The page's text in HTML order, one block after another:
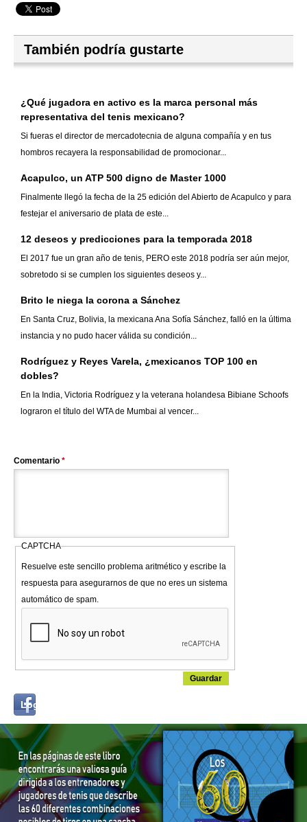
También podría gustarte
¿Qué jugadora en activo es la marca personal más
representativa del tenis mexicano?
Si fueras el director de mercadotecnia de alguna compañía y en tus
hombros recayera la responsabilidad de promocionar...
Acapulco, un ATP 500 digno de Master 1000
Finalmente llegó la fecha de la 25 edición del Abierto de Acapulco y para
festejar el aniversario de plata de este...
12 deseos y predicciones para la temporada 2018
El 2017 fue un gran año de tenis, PERO este 2018 podría ser aún mejor,
sobretodo si se cumplen los siguientes deseos y...
Brito le niega la corona a Sánchez
En Santa Cruz, Bolivia, la mexicana Ana Sofía Sánchez, falló en la última
instancia y no pudo hacer válida su condición...
Rodríguez y Reyes Varela, ¿mexicanos TOP 100 en
dobles?
En la India, Victoria Rodríguez y la veterana holandesa Bibiane Schoofs
lograron el título del WTA de Mumbai al vencer...
Comentario *
CAPTCHA
Resuelve este sencillo problema aritmético y escribe la
respuesta para asegurarnos de que no eres un sistema
automático de spam.
Log in with...